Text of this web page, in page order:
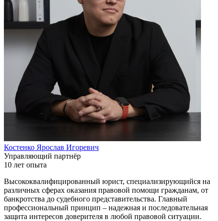
Костенко Ярослав Игоревич
Управляющий партнёр
10 лет опыта
Высококвалифицированный юрист, специализирующийся на
различных сферах оказания правовой помощи гражданам, от
банкротства до судебного представительства. Главный
профессиональный принцип – надежная и последовательная
защита интересов доверителя в любой правовой ситуации.